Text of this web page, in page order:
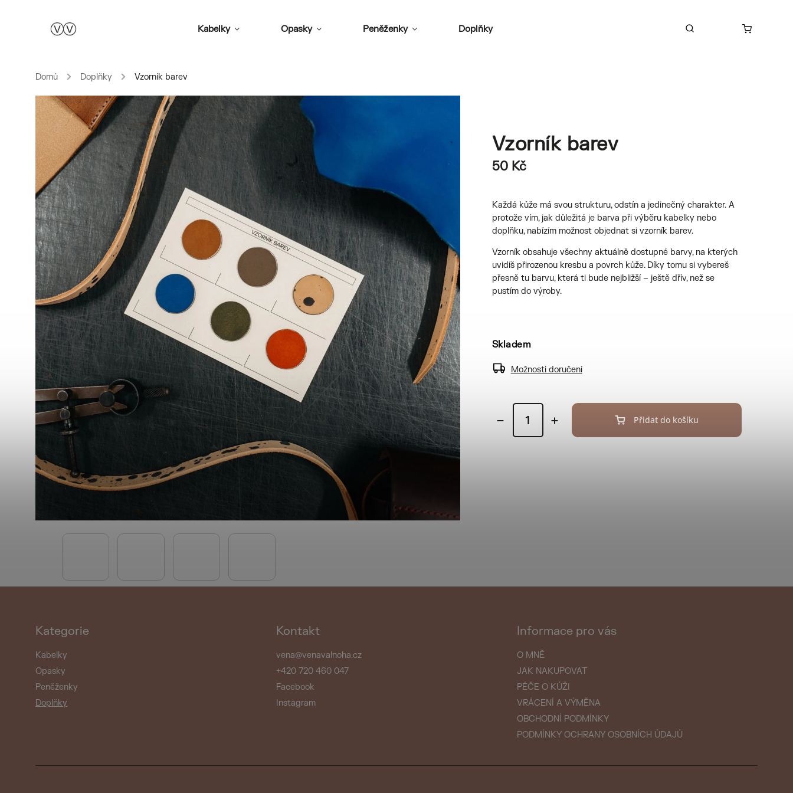
Kabelky Opasky Peněženky Doplňky
Domů / Doplňky / Vzorník barev
Vzorník barev
50 Kč
Každá kůže má svou strukturu, odstín a jedinečný charakter. A
protože vím, jak důležitá je barva při výběru kabelky nebo
doplňku, nabízím možnost objednat si vzorník barev.
Vzorník obsahuje všechny aktuálně dostupné barvy, na kterých
uvidíš přirozenou kresbu a povrch kůže. Díky tomu si vybereš
přesně tu barvu, která ti bude nejbližší – ještě dřív, než se
pustím do výroby.
Skladem
Možnosti doručení
Přidat do košíku
Kategorie
Kabelky
Opasky
Peněženky
Doplňky
Kontakt
vena@venavalnoha.cz
+420 720 460 047
Facebook
Instagram
Informace pro vás
O MNĚ
JAK NAKUPOVAT
PÉČE O KŮŽI
VRÁCENÍ A VÝMĚNA
OBCHODNÍ PODMÍNKY
PODMÍNKY OCHRANY OSOBNÍCH ŮDAJŮ